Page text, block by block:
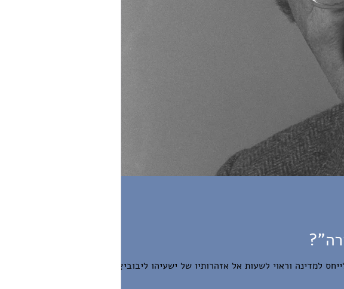
למדינה וראוי לשעות אל אזהרותיו של ישעיהו ליבוביץ